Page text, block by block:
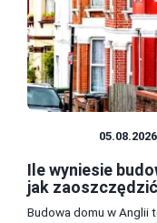
05.08.2026
Ile wyniesie
jak zaoszczędzić
Budowa domu w Anglii